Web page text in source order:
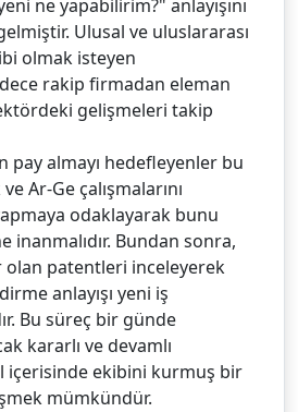
ne yapabilirim?" anlayışını
Ulusal ve uluslararası
olmak isteyen
rakip firmadan eleman
gelişmeleri takip
pay almayı hedefleyenler bu
Ar-Ge çalışmalarını
odaklayarak bunu
inanmalıdır. Bundan sonra,
patentleri inceleyerek
anlayışı yeni iş
Bu süreç bir günde
kararlı ve devamlı
içerisinde ekibini kurmuş bir
mümkündür.